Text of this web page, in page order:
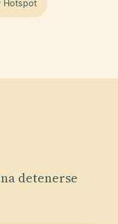
Hotspot
detenerse